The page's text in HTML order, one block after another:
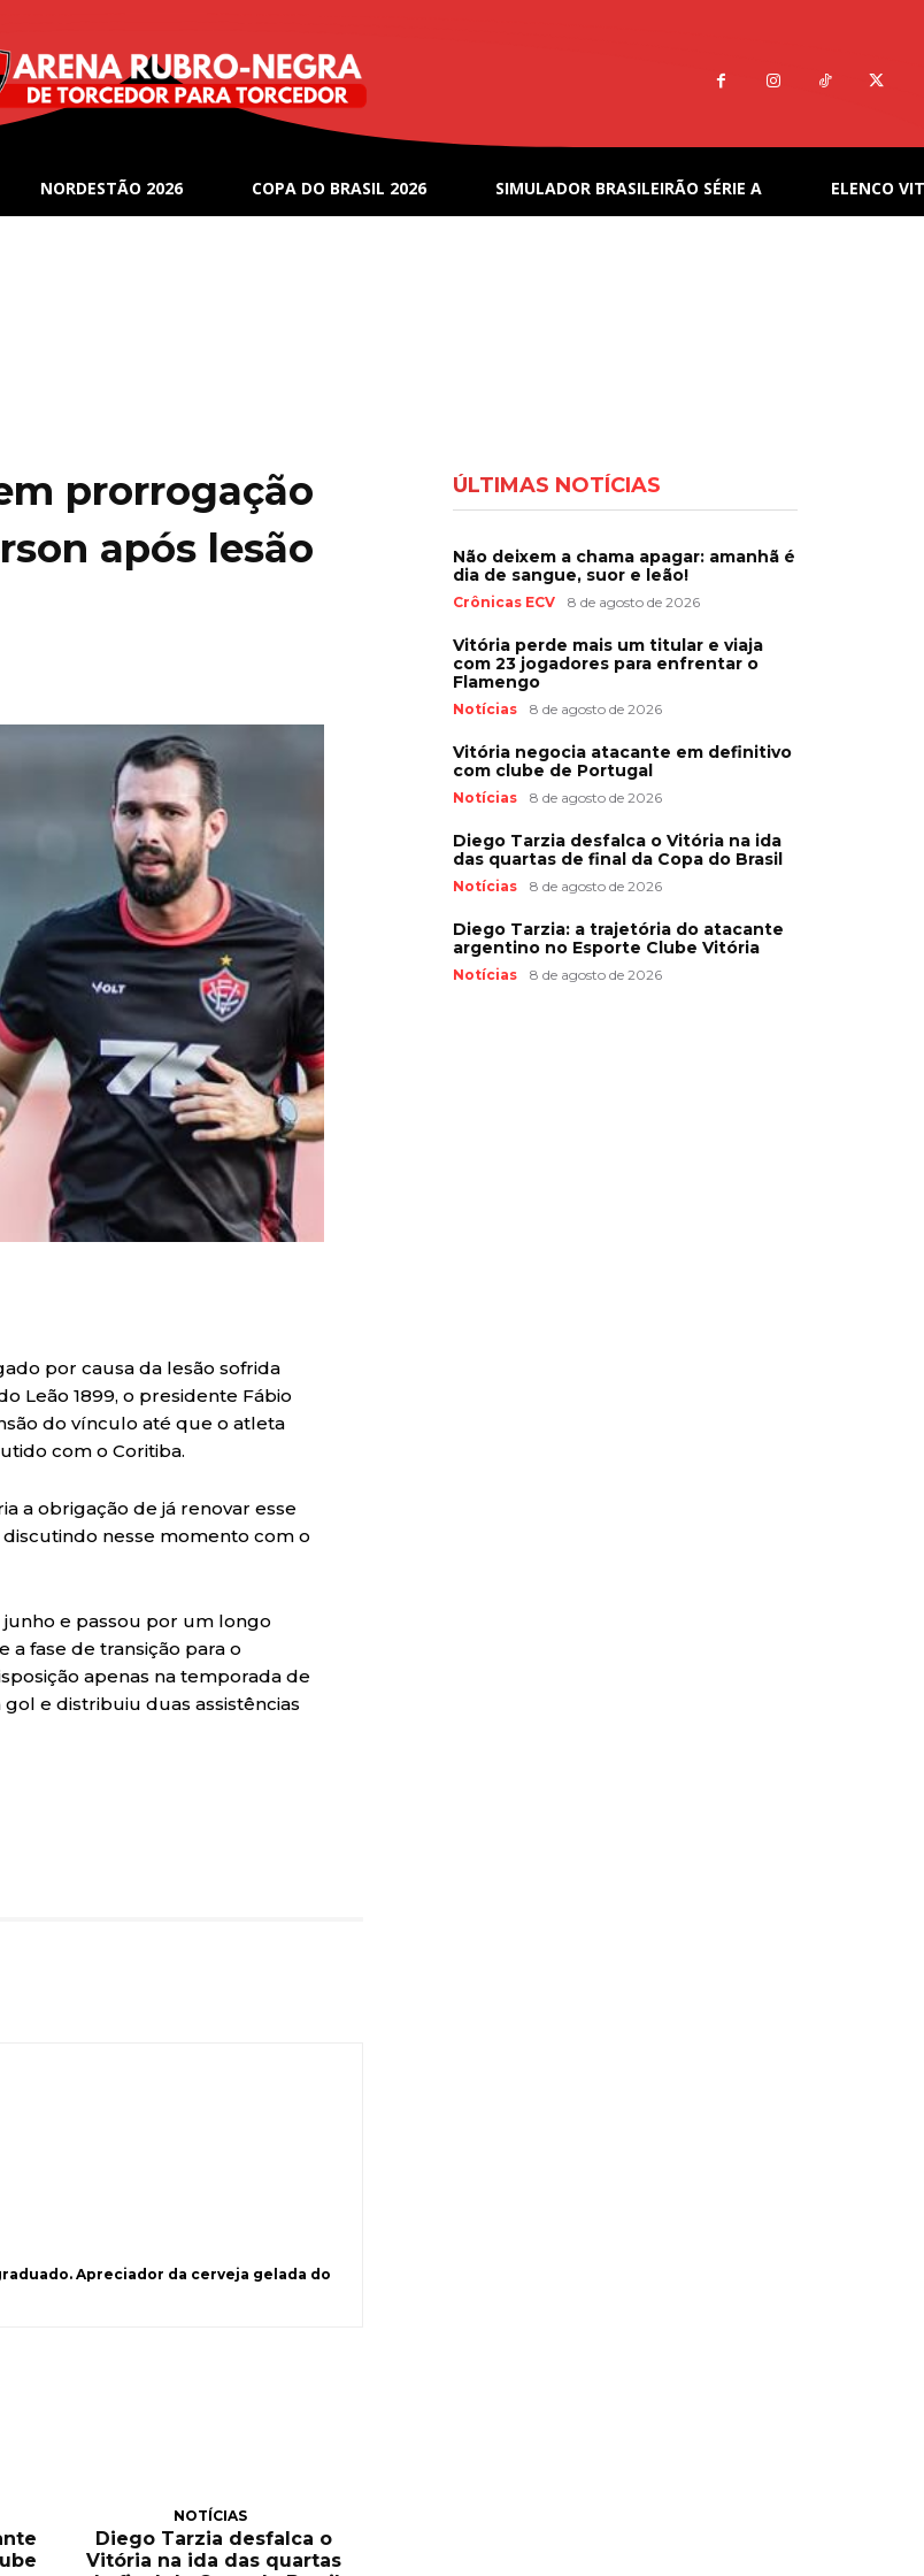
NORDESTÃO 2026 COPA DO BRASIL 2026 SIMULADOR BRASILEIRÃO SÉRIE A ELENCO
prorrogação
após lesão
por causa da lesão sofrida
Leão 1899, o presidente Fábio
do vínculo até que o atleta
com o Coritiba.
a obrigação de já renovar esse
nesse momento com o
e passou por um longo
fase de transição para o
apenas na temporada de
e distribuiu duas assistências
Apreciador da cerveja gelada do
NOTÍCIAS
Diego Tarzia desfalca o
Vitória na ida das quartas
ÚLTIMAS NOTÍCIAS
Não deixem a chama apagar: amanhã é
dia de sangue, suor e leão!
Crônicas ECV 8 de agosto de 2026
Vitória perde mais um titular e viaja
com 23 jogadores para enfrentar o
Flamengo
Notícias 8 de agosto de 2026
Vitória negocia atacante em definitivo
com clube de Portugal
Notícias 8 de agosto de 2026
Diego Tarzia desfalca o Vitória na ida
das quartas de final da Copa do Brasil
Notícias 8 de agosto de 2026
Diego Tarzia: a trajetória do atacante
argentino no Esporte Clube Vitória
Notícias 8 de agosto de 2026